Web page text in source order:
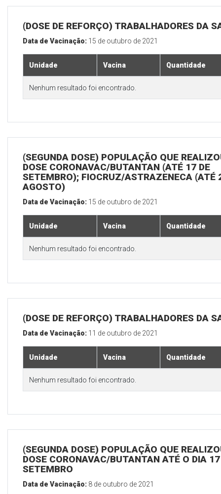
(DOSE DE REFORÇO) TRABALHADORES DA
Data de Vacinação: 15 de outubro de 2021
Unidade Vacina Quantidade
Nenhum resultado foi encontrado.
(SEGUNDA DOSE) POPULAÇÃO QUE
DOSE CORONAVAC/BUTANTAN (ATÉ 17 DE
SETEMBRO); FIOCRUZ/ASTRAZENECA (ATÉ
AGOSTO)
Data de Vacinação: 15 de outubro de 2021
Unidade Vacina Quantidade
Nenhum resultado foi encontrado.
(DOSE DE REFORÇO) TRABALHADORES DA
Data de Vacinação: 11 de outubro de 2021
Unidade Vacina Quantidade
Nenhum resultado foi encontrado.
(SEGUNDA DOSE) POPULAÇÃO QUE
DOSE CORONAVAC/BUTANTAN ATÉ O DIA
SETEMBRO
Data de Vacinação: 8 de outubro de 2021